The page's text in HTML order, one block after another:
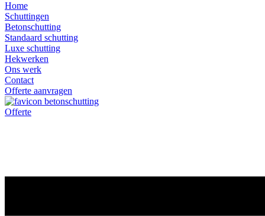
Home
Schuttingen
Betonschutting
Standaard schutting
Luxe schutting
Hekwerken
Ons werk
Contact
Offerte aanvragen
Offerte